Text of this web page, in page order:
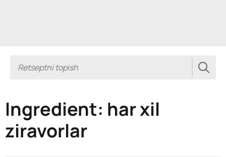
Ingredient: har xil
ziravorlar